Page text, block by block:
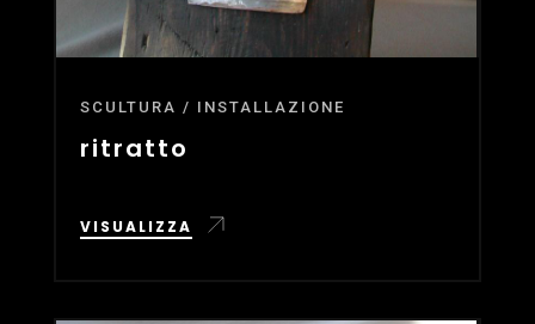
SCULTURA / INSTALLAZIONE
ritratto
VISUALIZZA